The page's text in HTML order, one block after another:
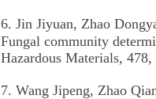
6. Jin Jiyuan, Zhao
Fungal community
Hazardous Materials, 478,
7. Wang Jipeng, Zhao